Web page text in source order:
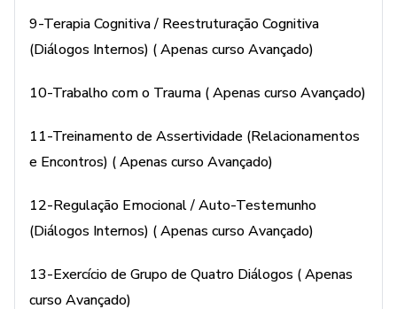
9-Terapia Cognitiva / Reestruturação Cognitiva
(Diálogos Internos) ( Apenas curso Avançado)
10-Trabalho com o Trauma ( Apenas curso Avançado)
11-Treinamento de Assertividade (Relacionamentos
e Encontros) ( Apenas curso Avançado)
12-Regulação Emocional / Auto-Testemunho
(Diálogos Internos) ( Apenas curso Avançado)
13-Exercício de Grupo de Quatro Diálogos ( Apenas
curso Avançado)